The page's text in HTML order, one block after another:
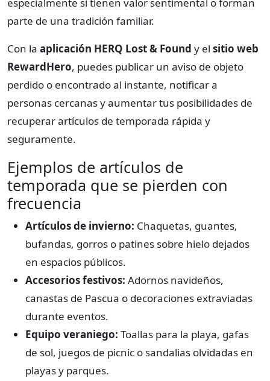
parte de una tradición familiar.
Con la aplicación HERQ Lost & Found y el sitio web
RewardHero, puedes publicar un aviso de objeto
perdido o encontrado al instante, notificar a
personas cercanas y aumentar tus posibilidades de
recuperar artículos de temporada rápida y
seguramente.
Ejemplos de artículos de
temporada que se pierden con
frecuencia
Artículos de invierno: Chaquetas, guantes,
bufandas, gorros o patines sobre hielo dejados
en espacios públicos.
Accesorios festivos: Adornos navideños,
canastas de Pascua o decoraciones extraviadas
durante eventos.
Equipo veraniego: Toallas para la playa, gafas
de sol, juegos de picnic o sandalias olvidadas en
playas y parques.